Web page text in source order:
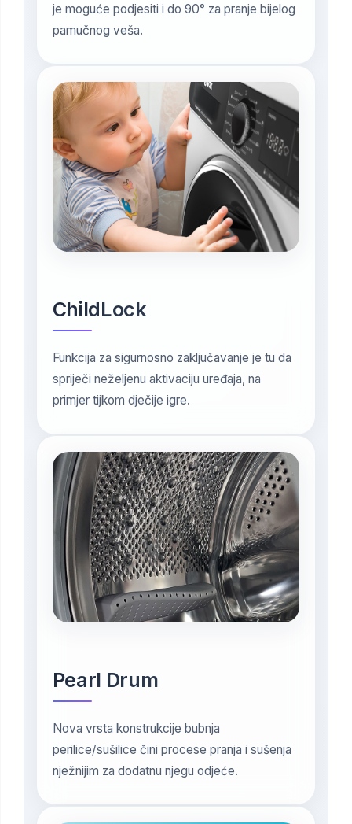
je moguće podjesiti i do 90° za pranje bijelog
pamučnog veša.
ChildLock
Funkcija za sigurnosno zaključavanje je tu da
spriječi neželjenu aktivaciju uređaja, na
primjer tijkom dječije igre.
Pearl Drum
Nova vrsta konstrukcije bubnja
perilice/sušilice čini procese pranja i sušenja
nježnijim za dodatnu njegu odjeće.